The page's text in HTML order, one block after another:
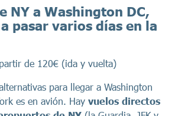
NY a Washington DC,
pasar varios días en la
de 120€ (ida y vuelta)
para llegar a Washington
es en avión. Hay vuelos directos